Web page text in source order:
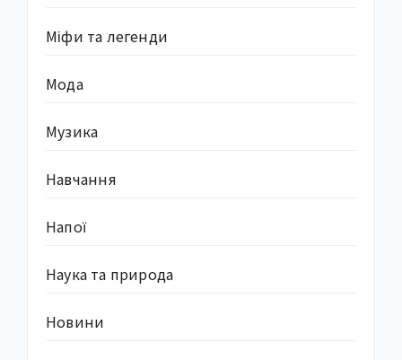
Міфи та легенди
Мода
Музика
Навчання
Напої
Наука та природа
Новини